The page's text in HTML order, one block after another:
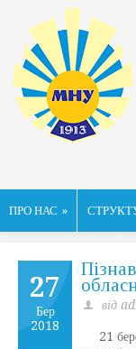
ПРО НАС »
27
Бер
2018
від
21